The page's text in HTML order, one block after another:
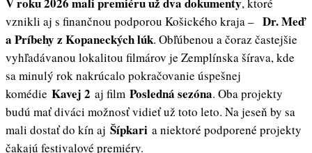
vznikli aj s finančnou podporou Košického kraja – Dr. Meď
a Príbehy z Kopaneckých lúk. Obľúbenou a čoraz častejšie
vyhľadávanou lokalitou filmárov je Zemplínska šírava, kde
sa minulý rok nakrúcalo pokračovanie úspešnej
komédie Kavej 2 aj film Posledná sezóna. Oba projekty
budú mať diváci možnosť vidieť už toto leto. Na jeseň by sa
mali dostať do kín aj Šípkari a niektoré podporené projekty
čakajú festivalové premiéry.